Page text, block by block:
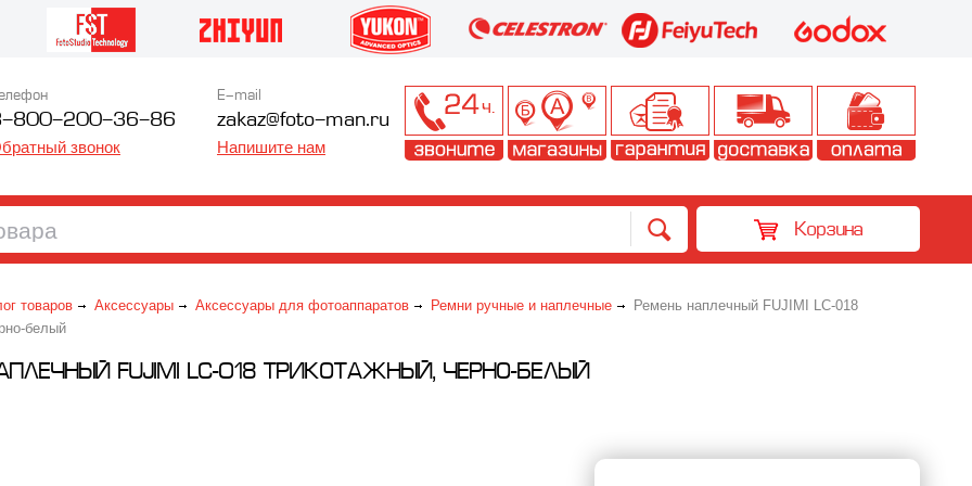
800-200-36-86
звонок
E-mail
zakaz@foto-man.ru
Напишите нам
Корзина
товаров Аксессуары Аксессуары для фотоаппаратов Ремни ручные и наплечные
Ремень наплечный FUJIMI LC-018
белый
FUJIMI LC-018 ТРИКОТАЖНЫЙ, ЧЕРНО-БЕЛЫЙ